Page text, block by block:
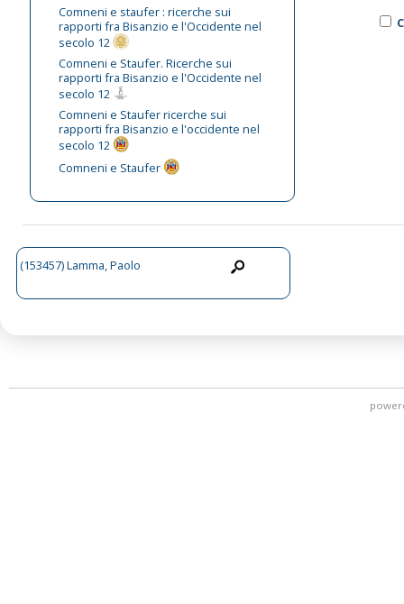
Comneni e staufer : ricerche sui
rapporti fra Bisanzio e l'Occidente nel
secolo 12
Comneni e Staufer. Ricerche sui
rapporti fra Bisanzio e l'Occidente nel
secolo 12
Comneni e Staufer ricerche sui
rapporti fra Bisanzio e l'occidente nel
secolo 12
Comneni e Staufer
(153457) Lamma, Paolo